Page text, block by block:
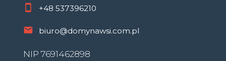
+48 537396210
biuro@domynawsi.com.pl
NIP 7691462898